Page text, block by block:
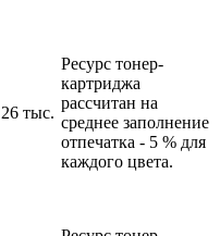
26 тыс.
Ресурс тонер-
картриджа
рассчитан на
среднее заполнение
отпечатка - 5 % для
каждого цвета.